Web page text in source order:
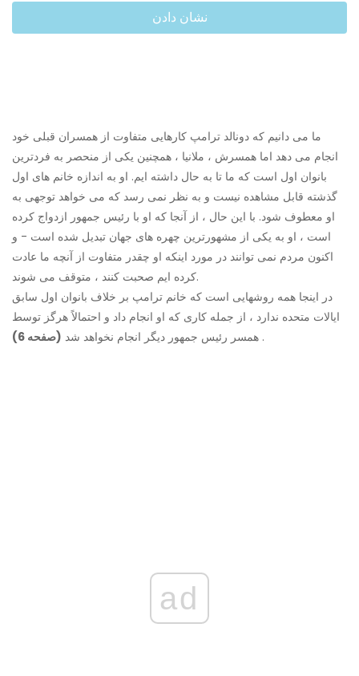
نشان دادن
ما می دانیم که دونالد ترامپ کارهایی متفاوت از همسران قبلی خود
انجام می دهد اما همسرش ، ملانیا ، همچنین یکی از منحصر به فردترین
بانوان اول است که ما تا به حال داشته ایم. او به اندازه خانم های اول
گذشته قابل مشاهده نیست و به نظر نمی رسد که می خواهد توجهی به
او معطوف شود. با این حال ، از آنجا که او با رئیس جمهور ازدواج کرده
است ، او به یکی از مشهورترین چهره های جهان تبدیل شده است - و
اکنون مردم نمی توانند در مورد اینکه او چقدر متفاوت از آنچه ما عادت
کرده ایم صحبت کنند ، متوقف می شوند.
در اینجا همه روشهایی است که خانم ترامپ بر خلاف بانوان اول سابق
ایالات متحده ندارد ، از جمله کاری که او انجام داد و احتمالاً هرگز توسط
همسر رئیس جمهور دیگر انجام نخواهد شد (صفحه 6) .
ad